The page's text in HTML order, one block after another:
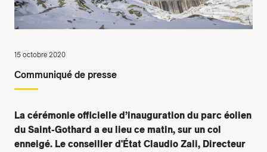
15 octobre 2020
Communiqué de presse
La cérémonie officielle d’inauguration du parc éolien
du Saint-Gothard a eu lieu ce matin, sur un col
enneigé. Le conseiller d'État Claudio Zali, Directeur